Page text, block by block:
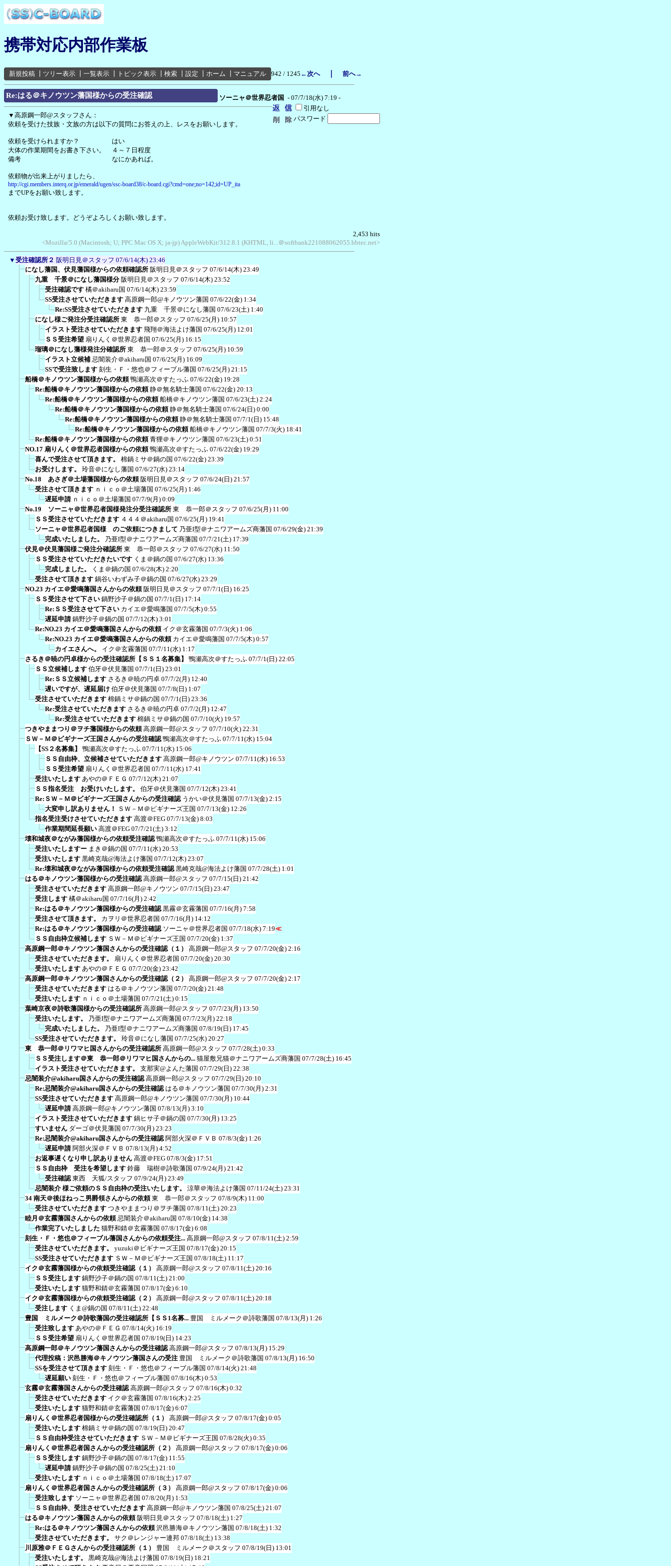
携帯対応内部作業板
新規投稿 ツリー表示 一覧表示 トピック表示 検索 設定 ホーム マニュアル 942 / 1245 ←次へ｜ 前へ→
Re:はる＠キノウツン藩国様からの受注確認 ソーニャ＠世界忍者国 - 07/7/18(水) 7:19 -
引用なし
パスワード
▼高原鋼一郎@スタッフさん：
依頼を受けた技族・文族の方は以下の質問にお答えの上、レスをお願いします。
依頼を受けられますか？ はい
大体の作業期間をお書き下さい。 ４～７日程度
備考 なにかあれば。
依頼物が出来上がりましたら、
http://cgi.members.interq.or.jp/emerald/ugen/ssc-board38/c-board.cgi?cmd=one;no=142;id=UP_ita
までUPをお願い致します。
依頼お受け致します。どうぞよろしくお願い致します。
2,453 hits
<Mozilla/5.0 (Macintosh; U; PPC Mac OS X; ja-jp) AppleWebKit/312.8.1 (KHTML, li...＠softbank221088062055.bbtec.net>
▼ 受注確認所２ 阪明日見＠スタッフ 07/6/14(木) 23:46
になし藩国、伏見藩国様からの依頼確認所 阪明日見＠スタッフ 07/6/14(木) 23:49
九重 千景＠になし藩国様分 阪明日見＠スタッフ 07/6/14(木) 23:52
受注確認です 橘＠akiharu国 07/6/14(木) 23:59
SS受注させていただきます 高原鋼一郎@キノウツン藩国 07/6/22(金) 1:34
Re:SS受注させていただきます 九重 千景＠になし藩国 07/6/23(土) 1:40
になし様ご発注分受注確認所 東 恭一郎＠スタッフ 07/6/25(月) 10:57
イラスト受注させていただきます 飛翔＠海法よけ藩国 07/6/25(月) 12:01
ＳＳ受注希望 扇りんく＠世界忍者国 07/6/25(月) 16:15
瑠璃＠になし藩様発注分確認所 東 恭一郎＠スタッフ 07/6/25(月) 10:59
イラスト立候補 忌闇装介＠akiharu国 07/6/25(月) 16:09
SSで受注致します 刻生・Ｆ・悠也＠フィーブル藩国 07/6/25(月) 21:15
船橋＠キノウツン藩国様からの依頼 鴨瀬高次＠すたっふ 07/6/22(金) 19:28
Re:船橋＠キノウツン藩国様からの依頼 静＠無名騎士藩国 07/6/22(金) 20:13
Re:船橋＠キノウツン藩国様からの依頼 船橋＠キノウツン藩国 07/6/23(土) 2:24
Re:船橋＠キノウツン藩国様からの依頼 静＠無名騎士藩国 07/6/24(日) 0:00
Re:船橋＠キノウツン藩国様からの依頼 静＠無名騎士藩国 07/7/1(日) 15:48
Re:船橋＠キノウツン藩国様からの依頼 船橋＠キノウツン藩国 07/7/3(火) 18:41
Re:船橋＠キノウツン藩国様からの依頼 青狸＠キノウツン藩国 07/6/23(土) 0:51
NO.17 扇りんく＠世界忍者国様からの依頼 鴨瀬高次＠すたっふ 07/6/22(金) 19:29
喜んで受注させて頂きます。
棉鍋ミサ＠鍋の国 07/6/22(金) 23:39
お受けします。
玲音＠になし藩国 07/6/27(水) 23:14
No.18 あさぎ＠土場藩国様からの依頼 阪明日見＠スタッフ 07/6/24(日) 21:57
受注させて頂きます ｎｉｃｏ＠土場藩国 07/6/25(月) 1:46
遅延申請 ｎｉｃｏ＠土場藩国 07/7/9(月) 0:09
No.19 ソーニャ＠世界忍者国様発注分受注確認所 東 恭一郎＠スタッフ 07/6/25(月) 11:00
ＳＳ受注させていただきます ４４４＠akiharu国 07/6/25(月) 19:41
ソーニャ＠世界忍者国様 のご依頼につきまして 乃亜I型＠ナニワアームズ商藩国 07/6/29(金) 21:39
完成いたしました。
乃亜I型＠ナニワアームズ商藩国 07/7/21(土) 17:39
伏見＠伏見藩国様ご発注分確認所 東 恭一郎＠スタッフ 07/6/27(水) 11:50
ＳＳ受注させていただきたいです くま＠鍋の国 07/6/27(水) 13:36
完成しました。
くま＠鍋の国 07/6/28(木) 2:20
受注させて頂きます 鍋谷いわずみ子＠鍋の国 07/6/27(水) 23:29
NO.23 カイエ＠愛鳴藩国さんからの依頼 阪明日見＠スタッフ 07/7/1(日) 16:25
ＳＳ受注させて下さい 鍋野沙子＠鍋の国 07/7/1(日) 17:14
Re:ＳＳ受注させて下さい カイエ＠愛鳴藩国 07/7/5(木) 0:55
遅延申請 鍋野沙子＠鍋の国 07/7/12(木) 3:01
Re:NO.23 カイエ＠愛鳴藩国さんからの依頼 イク＠玄霧藩国 07/7/3(火) 1:06
Re:NO.23 カイエ＠愛鳴藩国さんからの依頼 カイエ＠愛鳴藩国 07/7/5(木) 0:57
カイエさんへ。
イク＠玄霧藩国 07/7/11(水) 1:17
さるき＠暁の円卓様からの受注確認所【ＳＳ１名募集】
鴨瀬高次＠すたっふ 07/7/1(日) 22:05
ＳＳ立候補します 伯牙＠伏見藩国 07/7/1(日) 23:01
Re:ＳＳ立候補します さるき＠暁の円卓 07/7/2(月) 12:40
遅いですが、遅延届け 伯牙＠伏見藩国 07/7/8(日) 1:07
受注させていただきます 棉鍋ミサ＠鍋の国 07/7/1(日) 23:36
Re:受注させていただきます さるき＠暁の円卓 07/7/2(月) 12:47
Re:受注させていただきます 棉鍋ミサ＠鍋の国 07/7/10(火) 19:57
つきやままつり＠ヲチ藩国様からの依頼 高原鋼一郎@スタッフ 07/7/10(火) 22:31
ＳＷ－Ｍ＠ビギナーズ王国さんからの受注確認 鴨瀬高次＠すたっふ 07/7/11(水) 15:04
【SS２名募集】
鴨瀬高次＠すたっふ 07/7/11(水) 15:06
ＳＳ自由枠、立候補させていただきます 高原鋼一郎@キノウツン 07/7/11(水) 16:53
ＳＳ受注希望 扇りんく＠世界忍者国 07/7/11(水) 17:41
受注いたします あやの＠ＦＥＧ 07/7/12(木) 21:07
ＳＳ指名受注 お受けいたします。
伯牙＠伏見藩国 07/7/12(木) 23:41
Re:ＳＷ－Ｍ＠ビギナーズ王国さんからの受注確認 うかい＠伏見藩国 07/7/13(金) 2:15
大変申し訳ありません！
ＳＷ－Ｍ＠ビギナーズ王国 07/7/13(金) 12:26
指名受注受けさせていただきます 高渡＠FEG 07/7/13(金) 8:03
作業期間延長願い 高渡＠FEG 07/7/21(土) 3:12
壊和城夜＠ながみ藩国様からの依頼受注確認 鴨瀬高次＠すたっふ 07/7/11(水) 15:06
受注いたしますー まき＠鍋の国 07/7/11(水) 20:53
受注いたします 黒崎克哉@海法よけ藩国 07/7/12(木) 23:07
Re:壊和城夜＠ながみ藩国様からの依頼受注確認 黒崎克哉@海法よけ藩国 07/7/28(土) 1:01
はる＠キノウツン藩国様からの受注確認 高原鋼一郎@スタッフ 07/7/15(日) 21:42
受注させていただきます 高原鋼一郎@キノウツン 07/7/15(日) 23:47
受注します 橘＠akiharu国 07/7/16(月) 2:42
Re:はる＠キノウツン藩国様からの受注確認 黒霧＠玄霧藩国 07/7/16(月) 7:58
受注させて頂きます。
カヲリ＠世界忍者国 07/7/16(月) 14:12
Re:はる＠キノウツン藩国様からの受注確認 ソーニャ＠世界忍者国 07/7/18(水) 7:19≪
ＳＳ自由枠立候補します ＳＷ－Ｍ＠ビギナーズ王国 07/7/20(金) 1:37
高原鋼一郎＠キノウツン藩国さんからの受注確認（１）
高原鋼一郎@スタッフ 07/7/20(金) 2:16
受注させていただきます。
扇りんく＠世界忍者国 07/7/20(金) 20:30
受注いたします あやの＠ＦＥＧ 07/7/20(金) 23:42
高原鋼一郎＠キノウツン藩国さんからの受注確認（２）
高原鋼一郎@スタッフ 07/7/20(金) 2:17
受注させていただきます はる＠キノウツン藩国 07/7/20(金) 21:48
受注いたします ｎｉｃｏ＠土場藩国 07/7/21(土) 0:15
葉崎京夜＠詩歌藩国様からの受注確認所 高原鋼一郎@スタッフ 07/7/23(月) 13:50
受注いたします。
乃亜I型＠ナニワアームズ商藩国 07/7/23(月) 22:18
完成いたしました。
乃亜I型＠ナニワアームズ商藩国 07/8/19(日) 17:45
SS受注させていただきます。
玲音＠になし藩国 07/7/25(水) 20:27
東 恭一郎＠リワマヒ国さんからの受注確認所 高原鋼一郎@スタッフ 07/7/28(土) 0:33
ＳＳ受注します＠東 恭一郎＠リワマヒ国さんからの... 猫屋敷兄猫＠ナニワアームズ商藩国 07/7/28(土) 16:45
イラスト受注させていただきます。
支那実@よんた藩国 07/7/29(日) 22:38
忌闇装介@akiharu国さんからの受注確認 高原鋼一郎@スタッフ 07/7/29(日) 20:10
Re:忌闇装介@akiharu国さんからの受注確認 はる＠キノウツン藩国 07/7/30(月) 2:31
SS受注させていただきます 高原鋼一郎@キノウツン藩国 07/7/30(月) 10:44
遅延申請 高原鋼一郎@キノウツン藩国 07/8/13(月) 3:10
イラスト受注させていただきます 鍋ヒサ子＠鍋の国 07/7/30(月) 13:25
すいません ダーゴ＠伏見藩国 07/7/30(月) 23:23
Re:忌闇装介@akiharu国さんからの受注確認 阿部火深＠ＦＶＢ 07/8/3(金) 1:26
遅延申請 阿部火深＠ＦＶＢ 07/8/13(月) 4:52
お返事遅くなり申し訳ありません 高渡＠FEG 07/8/3(金) 17:51
ＳＳ自由枠 受注を希望します 鈴藤 瑞樹＠詩歌藩国 07/9/24(月) 21:42
受注確認 東西 天狐/スタッフ 07/9/24(月) 23:49
忌闇装介 様ご依頼のＳＳ自由枠の受注いたします。
涼華＠海法よけ藩国 07/11/24(土) 23:31
34 南天＠後ほねっこ男爵領さんからの依頼 東 恭一郎＠スタッフ 07/8/9(木) 11:00
受注させていただきます つきやままつり＠ヲチ藩国 07/8/11(土) 20:23
睦月＠玄霧藩国さんからの依頼 忌闇装介＠akiharu国 07/8/10(金) 14:38
作業完了いたしました 猫野和錆＠玄霧藩国 07/8/17(金) 6:08
刻生・Ｆ・悠也＠フィーブル藩国さんからの依頼受注... 高原鋼一郎@スタッフ 07/8/11(土) 2:59
受注させていただきます。
yuzuki＠ビギナーズ王国 07/8/17(金) 20:15
SS受注させていただきます ＳＷ－Ｍ＠ビギナーズ王国 07/8/18(土) 11:17
イク＠玄霧藩国様からの依頼受注確認（１）
高原鋼一郎@スタッフ 07/8/11(土) 20:16
ＳＳ受注します 鍋野沙子＠鍋の国 07/8/11(土) 21:00
受注いたします 猫野和錆＠玄霧藩国 07/8/17(金) 6:10
イク＠玄霧藩国様からの依頼受注確認（２）
高原鋼一郎@スタッフ 07/8/11(土) 20:18
受注します くま@鍋の国 07/8/11(土) 22:48
豊国 ミルメーク＠詩歌藩国の受注確認所【ＳＳ1名募... 豊国 ミルメーク＠詩歌藩国 07/8/13(月) 1:26
受注致します あやの＠ＦＥＧ 07/8/14(火) 16:19
ＳＳ受注希望 扇りんく＠世界忍者国 07/8/19(日) 14:23
高原鋼一郎＠キノウツン藩国さんからの受注確認 高原鋼一郎@スタッフ 07/8/13(月) 15:29
代理投稿：沢邑勝海＠キノウツン藩国さんの受注 豊国 ミルメーク＠詩歌藩国 07/8/13(月) 16:50
SSを受注させて頂きます 刻生・Ｆ・悠也＠フィーブル藩国 07/8/14(火) 21:48
遅延願い 刻生・Ｆ・悠也＠フィーブル藩国 07/8/16(木) 0:53
玄霧＠玄霧藩国さんからの受注確認 高原鋼一郎@スタッフ 07/8/16(木) 0:32
受注させていただきます イク＠玄霧藩国 07/8/16(木) 2:25
受注いたします 猫野和錆＠玄霧藩国 07/8/17(金) 6:07
扇りんく＠世界忍者国様からの受注確認所（１）
高原鋼一郎@スタッフ 07/8/17(金) 0:05
受注いたします 棉鍋ミサ＠鍋の国 07/8/19(日) 20:47
ＳＳ自由枠受注させていただきます ＳＷ－Ｍ＠ビギナーズ王国 07/8/28(火) 0:35
扇りんく＠世界忍者国さんからの受注確認所（２）
高原鋼一郎@スタッフ 07/8/17(金) 0:06
ＳＳ受注します 鍋野沙子＠鍋の国 07/8/17(金) 11:55
遅延申請 鍋野沙子＠鍋の国 07/8/25(土) 21:10
受注いたします ｎｉｃｏ＠土場藩国 07/8/18(土) 17:07
扇りんく＠世界忍者国さんからの受注確認所（３）
高原鋼一郎@スタッフ 07/8/17(金) 0:06
受注致します ソーニャ＠世界忍者国 07/8/20(月) 1:53
ＳＳ自由枠、受注させていただきます 高原鋼一郎@キノウツン藩国 07/8/25(土) 21:07
はる＠キノウツン藩国さんからの依頼 阪明日見＠スタッフ 07/8/18(土) 1:27
Re:はる＠キノウツン藩国さんからの依頼 沢邑勝海＠キノウツン藩国 07/8/18(土) 1:32
受注させていただきます。
サク＠レンジャー連邦 07/8/18(土) 13:38
川原雅＠ＦＥＧさんからの受注確認所（１）
豊国 ミルメーク＠スタッフ 07/8/19(日) 13:01
受注いたします。
黒崎克哉@海法よけ藩国 07/8/19(日) 18:21